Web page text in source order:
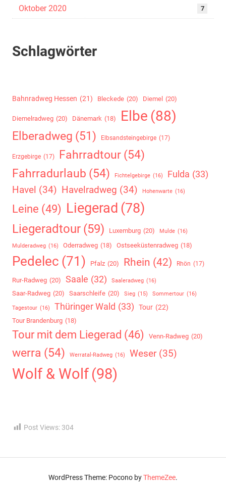
Oktober 2020 7
Schlagwörter
Bahnradweg Hessen (21) Bleckede (20) Diemel (20)
Diemelradweg (20) Dänemark (18) Elbe (88)
Elberadweg (51) Elbsandsteingebirge (17)
Erzgebirge (17) Fahrradtour (54)
Fahrradurlaub (54) Fichtelgebirge (16) Fulda (33)
Havel (34) Havelradweg (34) Hohenwarte (16)
Leine (49) Liegerad (78)
Liegeradtour (59) Luxemburg (20) Mulde (16)
Mulderadweg (16) Oderradweg (18) Ostseeküstenradweg (18)
Pedelec (71) Pfalz (20) Rhein (42) Rhön (17)
Rur-Radweg (20) Saale (32) Saaleradweg (16)
Saar-Radweg (20) Saarschleife (20) Sieg (15) Sommertour (16)
Tagestour (16) Thüringer Wald (33) Tour (22)
Tour Brandenburg (18)
Tour mit dem Liegerad (46) Venn-Radweg (20)
werra (54) Werratal-Radweg (16) Weser (35)
Wolf & Wolf (98)
Post Views: 304
WordPress Theme: Pocono byThemeZee.